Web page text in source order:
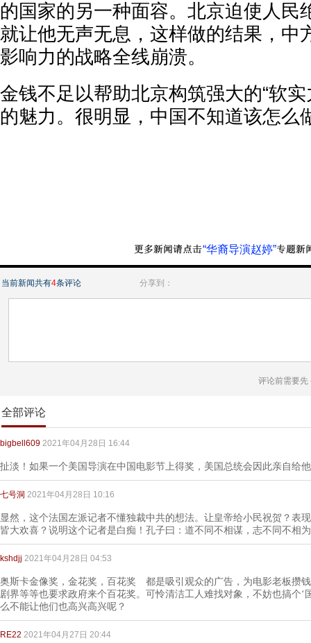
的国家的另一种面容。北京迫使人民
就让他无声无息，这样做的结果，中
影响力的战略全线崩溃。
金钱不足以帮助北京构筑强大的“软
的魅力。很明显，中国不知道该怎么
“华裔导演赵婷”
当前新闻共有4条评论 分享到：
评论前需要先
全部评论
bigbell609 2021年04月28日 16:44
扯淡！如果一个美国导演在中国电影节上得奖，美国总统会因此亲自给
七号洞 2021年04月28日 10:16
显然，这个法国左派记者不懂独裁中共的想法。让皇帝给小民祝贺？表
皆大欢喜？说明这个记者是白痴！孔子曰：道不同不相谋，志不同不相
kshdjj 2021年04月28日 04:53
奥斯卡金像奖，金花奖，百花奖 都是吸引观众的广告，为电影老板攒
剧界等等也要求政府来个百花奖。可怜清洁工人难找对象，不妨也搞个
么不能让他们也高兴高兴呢？
RE22 2021年04月27日 20:44